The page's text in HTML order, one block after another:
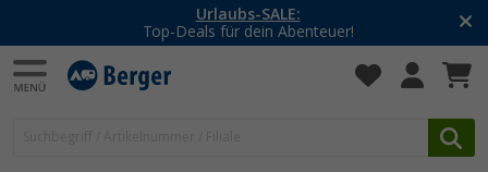
Urlaubs-SALE:
Top-Deals für dein Abenteuer!